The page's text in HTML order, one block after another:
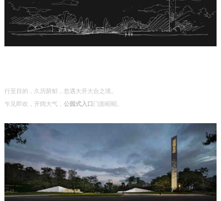
行至目的，久历荫郁，忽遇大开大合之境。
乍见即欢，开阔大气， 公园式入口 门面昭昭。